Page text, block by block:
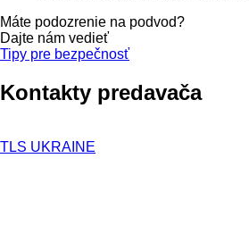
Máte podozrenie na podvod?
Dajte nám vedieť
Tipy pre bezpečnosť
Kontakty predavača
TLS UKRAINE